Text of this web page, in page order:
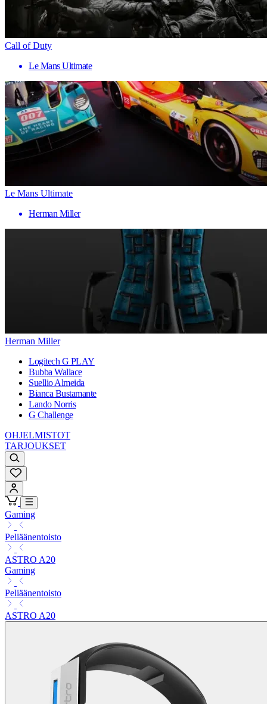
Call of Duty
Le Mans Ultimate
Le Mans Ultimate
Herman Miller
Herman Miller
Logitech G PLAY
Bubba Wallace
Suellio Almeida
Bianca Bustamante
Lando Norris
G Challenge
OHJELMISTOT
TARJOUKSET
Gaming
Peliäänentoisto
ASTRO A20
Gaming
Peliäänentoisto
ASTRO A20